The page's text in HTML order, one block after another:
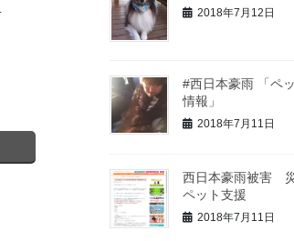
2018年7月12日
#西日本豪雨 「ペ
情報」
2018年7月11日
西日本豪雨被害
ペット支援
2018年7月11日